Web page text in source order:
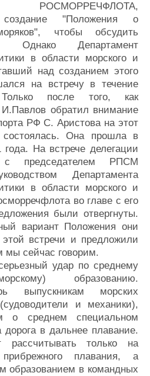
РОСМОРРЕЧФЛОТА,
"Положения о
чтобы обсудить
Однако Департамент
в области морского и
над созданием этого
на встречу в течение
после того, как
обратил внимание
РФ С. Аристова на этот
состоялась. Она прошла в
На встрече делегации
председателем РПСМ
Департамента
в области морского и
во главе с его
были отвергнуты.
вариант Положения они
встречи и предложили
мы сейчас говорим.
удар по среднему
образованию.
выпускникам морских
и механики),
о среднем специальном
дорога в дальнее плавание.
рассчитывать только на
плавания, а
образованием в командных